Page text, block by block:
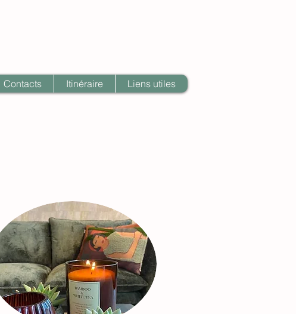
Contacts Itinéraire Liens utiles